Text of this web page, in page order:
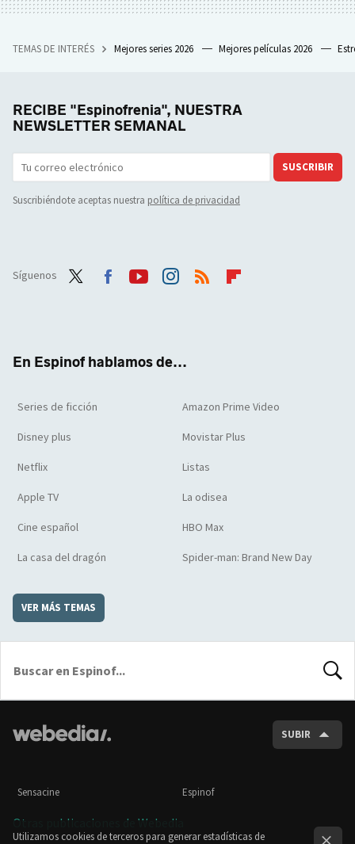
TEMAS DE INTERÉS Mejores series 2026 Mejores películas 2026
RECIBE "Espinofrenia", NUESTRA
NEWSLETTER SEMANAL
SUSCRIBIR
Suscribiéndote aceptas nuestra política de privacidad
Síguenos
En Espinof hablamos de...
Series de ficción Amazon Prime Video
Disney plus Movistar Plus
Netflix Listas
Apple TV La odisea
Cine español HBO Max
La casa del dragón Spider-man: Brand New Day
VER MÁS TEMAS
SUBIR
Sensacine Espinof
Otras publicaciones de Webedia
Utilizamos cookies de terceros para generar estadísticas de